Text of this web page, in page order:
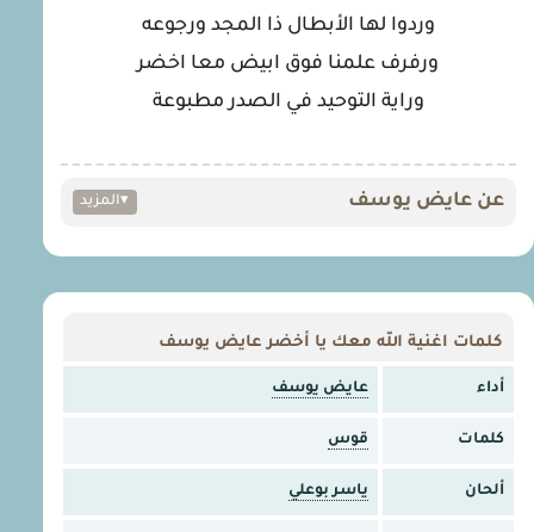
وردوا لها الأبطال ذا المجد ورجوعه
ورفرف علمنا فوق ابيض معا اخضر
وراية التوحيد في الصدر مطبوعة
عن عايض يوسف ▾المزيد
كلمات اغنية الله معك يا أخضر عايض يوسف
أداء عايض يوسف
كلمات قوس
ألحان ياسر بوعلي